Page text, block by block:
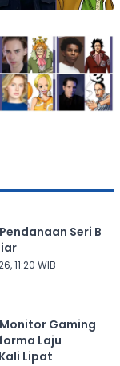
Seri B
11:20 WIB
Gaming
Laju
Lipat